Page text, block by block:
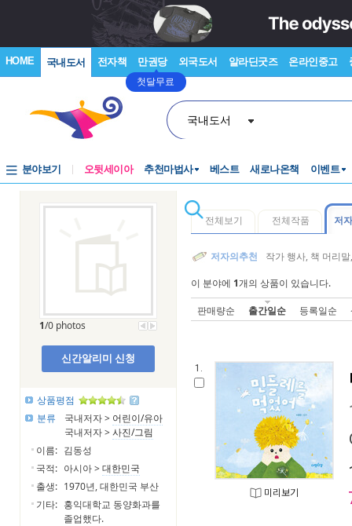
HOME 국내도서 전자책 만권당
첫달무료
외국도서 알라딘굿즈 온라인중고
국내도서
분야보기 오뒷세이아 추천마법사 베스트 새로나온책 이벤트
1/0 photos
신간알리미 신청
상품평점
분류
국내저자 > 어린이/유아
국내저자 >사진/그림
이름: 김동성
국적: 아시아 >대한민국
출생: 1970년, 대한민국 부산
기타: 홍익대학교 동양화과를
졸업했다.
전체보기 전체작품 저
저자의추천
작가 행사, 책 머리
이 분야에 1개의 상품이 있습니다.
판매량순 출간일순 등록일순
1.
미리보기